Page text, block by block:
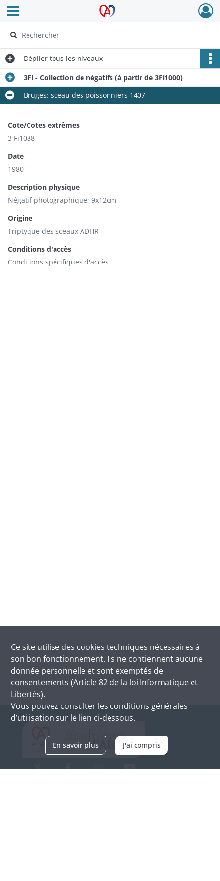
Archives Alsace - Colmar
Ouvrir le menu déroulant
Déplier tous les niveaux
3Fi - Collection de négatifs (à partir de 3Fi1000)
Bruges: sceau des poissonniers 1407
Cote/Cotes extrêmes
3 Fi1088
Date
1980
Description physique
Négatif photographique; 9x12cm
Origine
Triptyque des sceaux ADHR
Conditions d'accès
Conditions spécifiques d'accès
Ce site utilise des cookies techniques nécessaires à
son bon fonctionnement. Ils ne contiennent aucune
donnée personnelle et sont exemptés de
consentements (Article 82 de la loi Informatique et
Libertés).
Vous pouvez consulter les conditions générales
d’utilisation sur le lien ci-dessous.
En savoir plus J'ai compris